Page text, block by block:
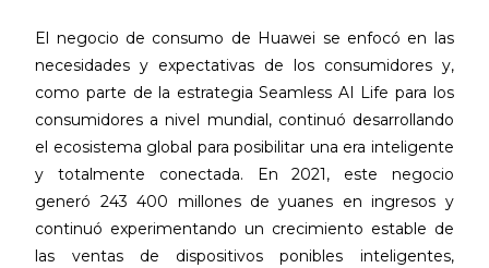
El negocio de consumo de Huawei se enfocó en las
necesidades y expectativas de los consumidores y,
como parte de la estrategia Seamless AI Life para los
consumidores a nivel mundial, continuó desarrollando
el ecosistema global para posibilitar una era inteligente
y totalmente conectada. En 2021, este negocio
generó 243 400 millones de yuanes en ingresos y
continuó experimentando un crecimiento estable de
las ventas de dispositivos ponibles inteligentes,